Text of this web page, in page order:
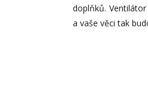
doplňků.
a vaše věci tak